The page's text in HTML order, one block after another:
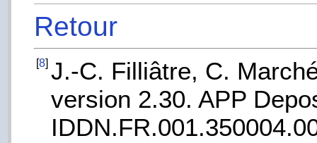
Retour
[8] J.-C. Filliâtre, C.
version 2.30. APP